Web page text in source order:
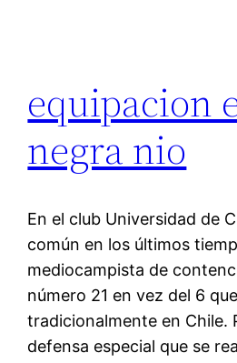
equipacion
negra nio
En el club Universidad de
común en los últimos
mediocampista de
número 21 en vez del 6
tradicionalmente en Chile.
defensa especial que se